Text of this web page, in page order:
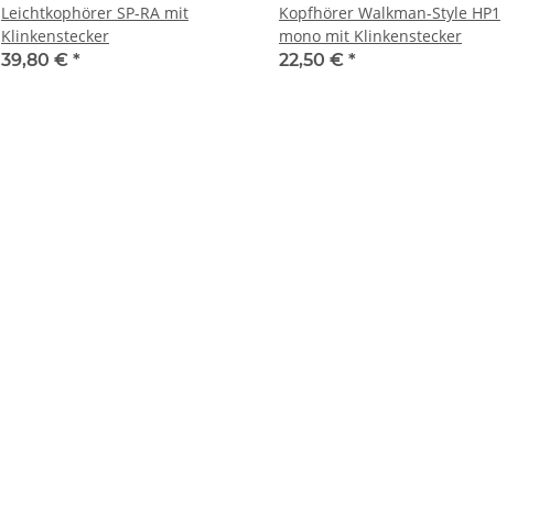
Leichtkophörer SP-RA mit
Klinkenstecker
39,80 € *
Kopfhörer Walkman-Style HP1
mono mit Klinkenstecker
22,50 € *